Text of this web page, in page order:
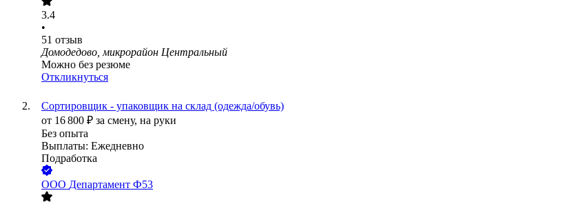
3.4
•
51 отзыв
Домодедово, микрорайон Центральный
Можно без резюме
Откликнуться
Сортировщик - упаковщик на склад (одежда/обувь)
от 16 800 ₽ за смену, на руки
Без опыта
Выплаты: Ежедневно
Подработка
ООО Департамент Ф53